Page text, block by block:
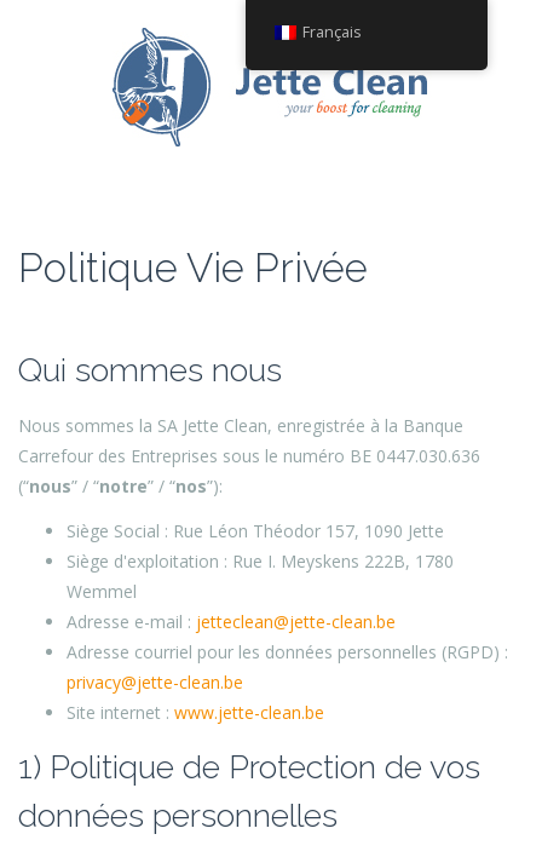
Politique Vie Privée
Qui sommes nous
Nous sommes la SA Jette Clean, enregistrée à la Banque
Carrefour des Entreprises sous le numéro BE 0447.030.636
(“nous” / “notre” / “nos”):
Siège Social : Rue Léon Théodor 157, 1090 Jette
Siège d'exploitation : Rue I. Meyskens 222B, 1780
Wemmel
Adresse e-mail : jetteclean@jette-clean.be
Adresse courriel pour les données personnelles (RGPD) :
privacy@jette-clean.be
Site internet : www.jette-clean.be
1) Politique de Protection de vos
données personnelles
Français